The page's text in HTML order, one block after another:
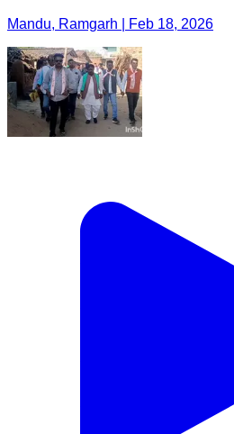
Mandu, Ramgarh | Feb 18, 2026